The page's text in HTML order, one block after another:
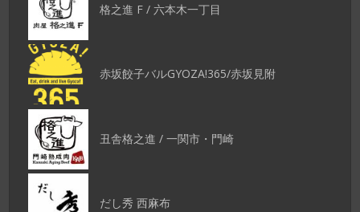
格之進 F / 六本木一丁目
赤坂餃子バルGYOZA!365/赤坂見附
丑舎格之進 / 一関市・門崎
だし秀 西麻布